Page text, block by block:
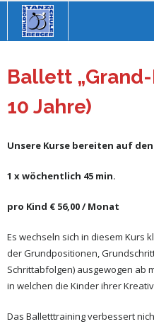
Über uns
Online Kurse
Musikvorschläge
Veranstaltungen
Store
Kontakt
Ballett
10 Jahre)
Unsere Kurse bereiten auf
1 x wöchentlich 45 min.
pro Kind € 56,00 / Monat
Es wechseln sich in diesem Kurs
der Grundpositionen,
Schrittabfolgen) ausgewogen ab
in welchen die Kinder ihrer
Das Balletttraining verbessert